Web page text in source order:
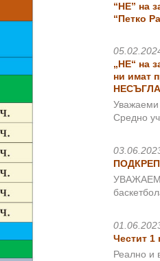
“НЕ” на
“Петко
„НЕ“ на
ни имат
Уважаеми
Средно
Честит 1
Реално и